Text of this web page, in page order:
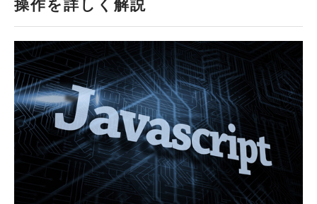
操作を詳しく解説